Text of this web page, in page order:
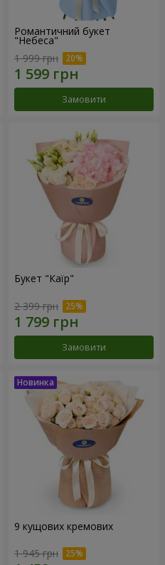
Романтичний букет
"Небеса"
1 999 грн
Замовити
Букет "Каїр"
2 399 грн
Замовити
9 кущових кремових
1 945 грн